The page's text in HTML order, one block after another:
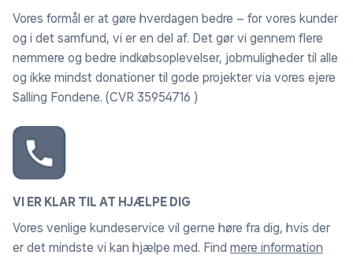
Vores formål er at gøre hverdagen bedre – for vores kunder
og i det samfund, vi er en del af. Det gør vi gennem flere
nemmere og bedre indkøbsoplevelser, jobmuligheder til alle
og ikke mindst donationer til gode projekter via vores ejere
Salling Fondene. (CVR 35954716 )
VI ER KLAR TIL AT HJÆLPE DIG
Vores venlige kundeservice vil gerne høre fra dig, hvis der
er det mindste vi kan hjælpe med. Find mere information